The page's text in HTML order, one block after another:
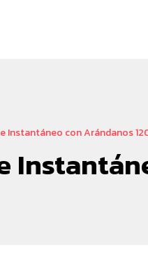
Instantáneo con Arándanos